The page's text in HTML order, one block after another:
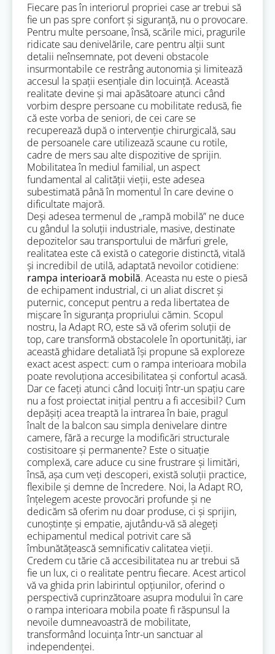
Fiecare pas în interiorul propriei case ar trebui să
fie un pas spre confort și siguranță, nu o provocare.
Pentru multe persoane, însă, scările mici, pragurile
ridicate sau denivelările, care pentru alții sunt
detalii neînsemnate, pot deveni obstacole
insurmontabile ce restrâng autonomia și limitează
accesul la spații esențiale din locuință. Această
realitate devine și mai apăsătoare atunci când
vorbim despre persoane cu mobilitate redusă, fie
că este vorba de seniori, de cei care se
recuperează după o intervenție chirurgicală, sau
de persoanele care utilizează scaune cu rotile,
cadre de mers sau alte dispozitive de sprijin.
Mobilitatea în mediul familial, un aspect
fundamental al calității vieții, este adesea
subestimată până în momentul în care devine o
dificultate majoră.
Deși adesea termenul de „rampă mobilă” ne duce
cu gândul la soluții industriale, masive, destinate
depozitelor sau transportului de mărfuri grele,
realitatea este că există o categorie distinctă, vitală
și incredibil de utilă, adaptată nevoilor cotidiene:
rampa interioară mobilă. Aceasta nu este o piesă
de echipament industrial, ci un aliat discret și
puternic, conceput pentru a reda libertatea de
mișcare în siguranța propriului cămin. Scopul
nostru, la Adapt RO, este să vă oferim soluții de
top, care transformă obstacolele în oportunități, iar
această ghidare detaliată își propune să exploreze
exact acest aspect: cum o rampa interioara mobila
poate revoluționa accesibilitatea și confortul acasă.
Dar ce faceți atunci când locuiți într-un spațiu care
nu a fost proiectat inițial pentru a fi accesibil? Cum
depășiți acea treaptă la intrarea în baie, pragul
înalt de la balcon sau simpla denivelare dintre
camere, fără a recurge la modificări structurale
costisitoare și permanente? Este o situație
complexă, care aduce cu sine frustrare și limitări,
însă, așa cum veți descoperi, există soluții practice,
flexibile și demne de încredere. Noi, la Adapt RO,
înțelegem aceste provocări profunde și ne
dedicăm să oferim nu doar produse, ci și sprijin,
cunoștințe și empatie, ajutându-vă să alegeți
echipamentul medical potrivit care să
îmbunătățească semnificativ calitatea vieții.
Credem cu tărie că accesibilitatea nu ar trebui să
fie un lux, ci o realitate pentru fiecare. Acest articol
vă va ghida prin labirintul opțiunilor, oferind o
perspectivă cuprinzătoare asupra modului în care
o rampa interioara mobila poate fi răspunsul la
nevoile dumneavoastră de mobilitate,
transformând locuința într-un sanctuar al
independenței.